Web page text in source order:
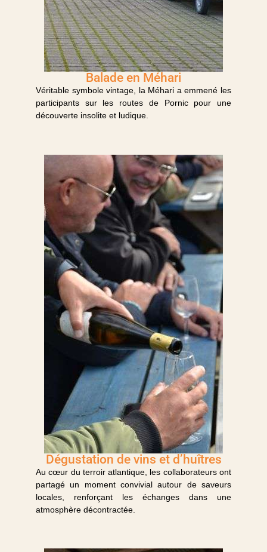
Balade en Méhari
Véritable symbole vintage, la Méhari a emmené les
participants sur les routes de Pornic pour une
découverte insolite et ludique.
Dégustation de vins et d’huîtres
Au cœur du terroir atlantique, les collaborateurs ont
partagé un moment convivial autour de saveurs
locales, renforçant les échanges dans une
atmosphère décontractée.